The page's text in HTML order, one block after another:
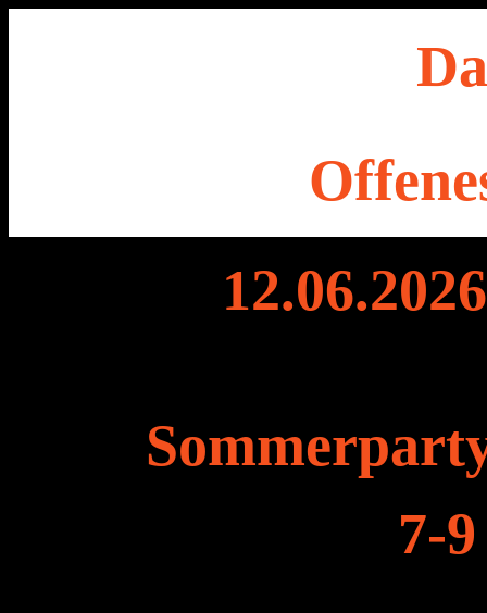
12.06.2026
Sommerparty
7-